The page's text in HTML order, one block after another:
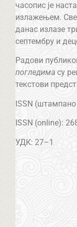
часопис је
излажењем.
данас излазе
септембру и
Радови
погледима су
текстови
ISSN
ISSN (online):
УДК: 27–1